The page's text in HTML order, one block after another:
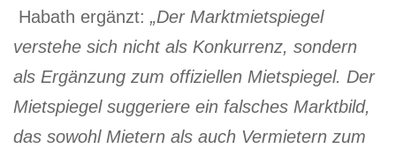
Habath ergänzt: „Der Marktmietspiegel
verstehe sich nicht als Konkurrenz, sondern
als Ergänzung zum offiziellen Mietspiegel. Der
Mietspiegel suggeriere ein falsches Marktbild,
das sowohl Mietern als auch Vermietern zum